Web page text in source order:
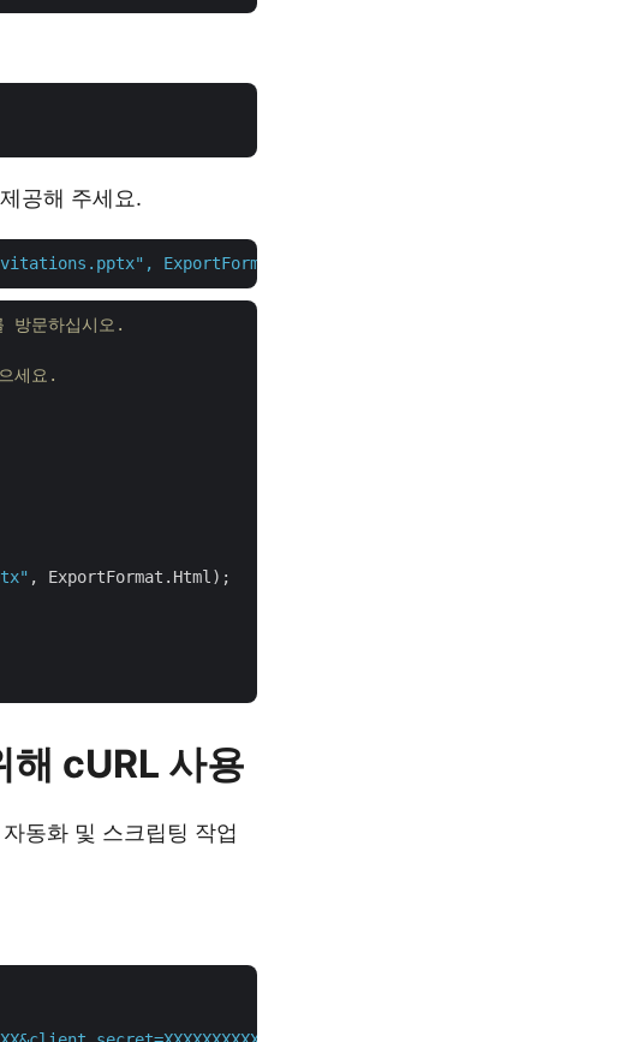
공해 주세요.
ExportFormat.Html,
문하십시오.
세요.
, ExportFormat.Html);
cURL 사용
동화 및 스크립팅 작업